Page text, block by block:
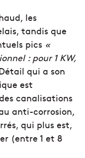
les
tandis que
pics «
: pour 1 KW,
qui a son
est
canalisations
anti-corrosion,
qui plus est,
(entre 1 et 8